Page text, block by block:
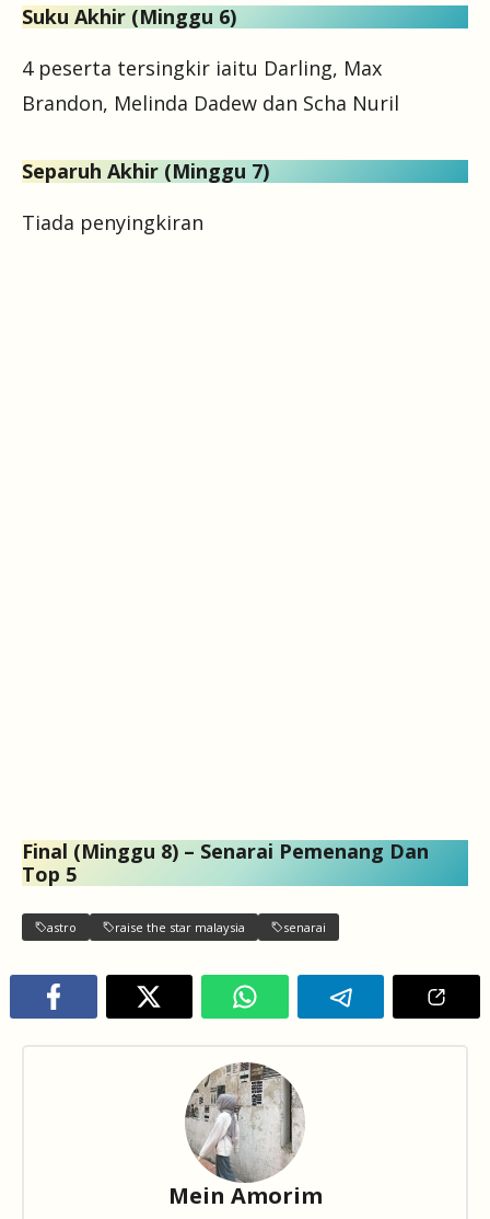
Suku Akhir (Minggu 6)
4 peserta tersingkir iaitu Darling, Max
Brandon, Melinda Dadew dan Scha Nuril
Separuh Akhir (Minggu 7)
Tiada penyingkiran
Final (Minggu 8) – Senarai Pemenang Dan
Top 5
astro raise the star malaysia senarai
Mein Amorim